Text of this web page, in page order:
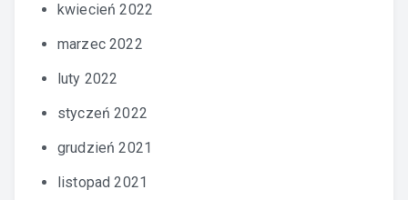
kwiecień 2022
marzec 2022
luty 2022
styczeń 2022
grudzień 2021
listopad 2021